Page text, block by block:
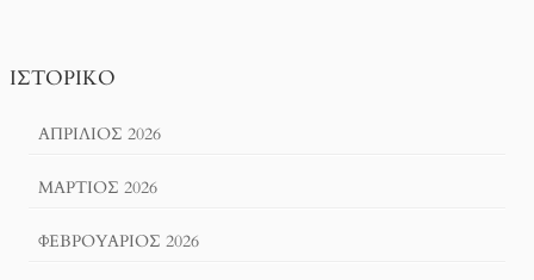
ΙΣΤΟΡΙΚΌ
ΑΠΡΊΛΙΟΣ 2026
ΜΆΡΤΙΟΣ 2026
ΦΕΒΡΟΥΆΡΙΟΣ 2026